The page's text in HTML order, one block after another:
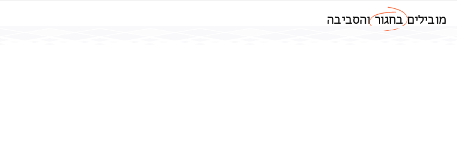
מוביליםבחגורוהסביבה